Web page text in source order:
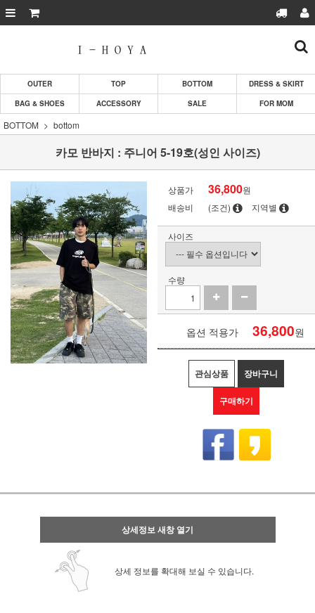
OUTER TOP BOTTOM
DRESS & SKIRT
BAG & SHOES
ACCESSORY SALE FOR MOM
BOTTOM bottom
카모 반바지 : 주니어 5-19호(성인 사이즈)
상품가 36,800원
배송비
(조건) 지역별
사이즈
수량
옵션 적용가 36,800원
관심상품 장바구니
구매하기
상세정보 새창 열기
상세 정보를 확대해 보실 수 있습니다.